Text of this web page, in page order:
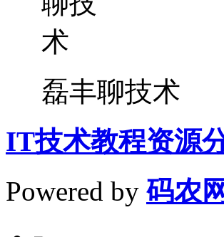
磊丰聊技术
IT技术教程资源
Powered by 码农网